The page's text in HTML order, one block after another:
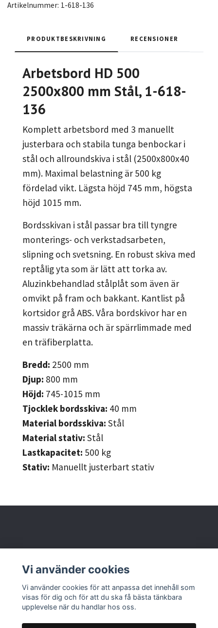
Artikelnummer: 1-618-136
PRODUKTBESKRIVNING RECENSIONER
Arbetsbord HD 500
2500x800 mm Stål, 1-618-
136
Komplett arbetsbord med 3 manuellt
justerbara och stabila tunga benbockar i
stål och allroundskiva i stål (2500x800x40
mm). Maximal belastning är 500 kg
fördelad vikt. Lägsta höjd 745 mm, högsta
höjd 1015 mm.
Bordsskivan i stål passar bra till tyngre
monterings- och verkstadsarbeten,
slipning och svetsning. En robust skiva med
reptålig yta som är lätt att torka av.
Aluzinkbehandlad stålplåt som även är
omvikt på fram och bakkant. Kantlist på
kortsidor grå ABS. Våra bordskivor har en
massiv träkärna och är spärrlimmade med
en träfiberplatta.
Bredd: 2500 mm
Djup: 800 mm
Höjd: 745-1015 mm
Tjocklek bordsskiva: 40 mm
Material bordsskiva: Stål
Material stativ: Stål
Lastkapacitet: 500 kg
Stativ: Manuellt justerbart stativ
Läs mer
Vi använder cookies
Vi använder cookies för att anpassa det innehåll som
visas för dig och för att du ska få bästa tänkbara
upplevelse när du handlar hos oss.